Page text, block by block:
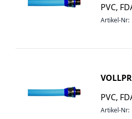
PVC,
Artikel-Nr:
PVC,
Artikel-Nr: